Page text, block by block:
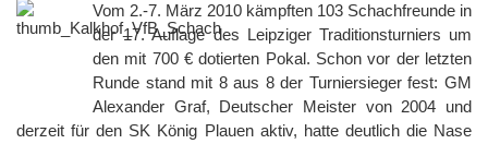
Vom 2.-7. März 2010 kämpften 103 Schachfreunde in
der 17. Auflage des Leipziger Traditionsturniers um
den mit 700 € dotierten Pokal. Schon vor der letzten
Runde stand mit 8 aus 8 der Turniersieger fest: GM
Alexander Graf, Deutscher Meister von 2004 und
derzeit für den SK König Plauen aktiv, hatte deutlich die Nase